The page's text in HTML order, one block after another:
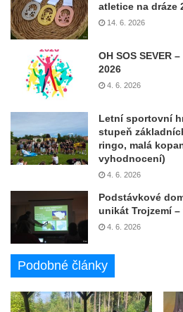
atletice na dráze
14. 6. 2026
OH SOS SEVER
2026
4. 6. 2026
Letní sportovní
stupeň
ringo, malá
vyhodnocení)
4. 6. 2026
Podstávkové
unikát Trojzemí
4. 6. 2026
Podobné články